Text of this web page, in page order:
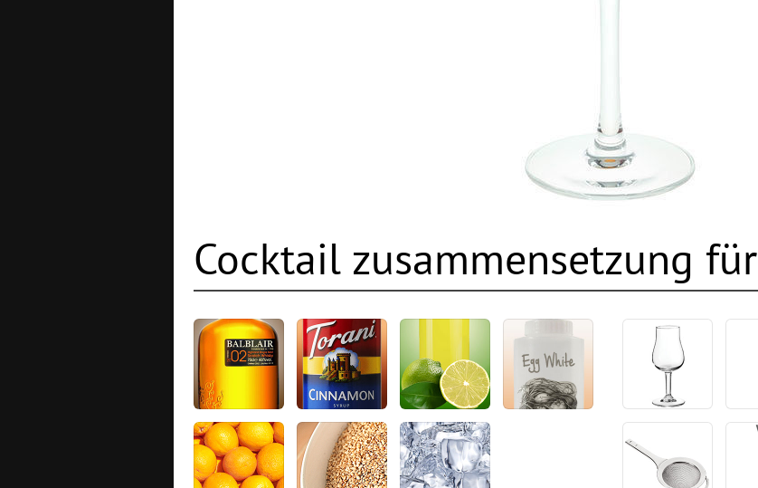
Cocktail zusammensetzung für